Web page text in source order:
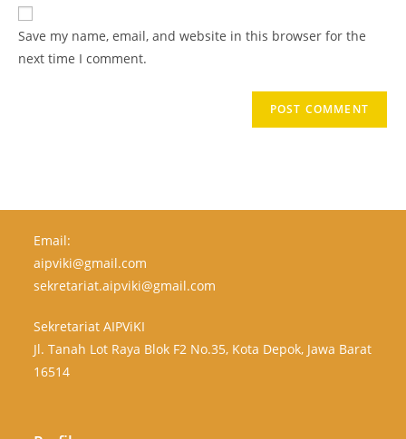
Save my name, email, and website in this browser for the
next time I comment.
Email:
aipviki@gmail.com
sekretariat.aipviki@gmail.com
Sekretariat AIPViKI
Jl. Tanah Lot Raya Blok F2 No.35, Kota Depok, Jawa Barat
16514